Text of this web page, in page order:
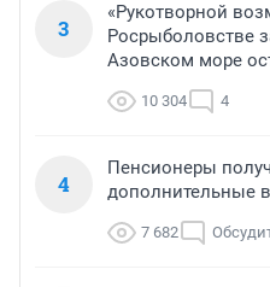
3
«Рукотворной
Росрыболовстве
Азовском море
10 304 4
4
Пенсионеры
дополнительные
7 682